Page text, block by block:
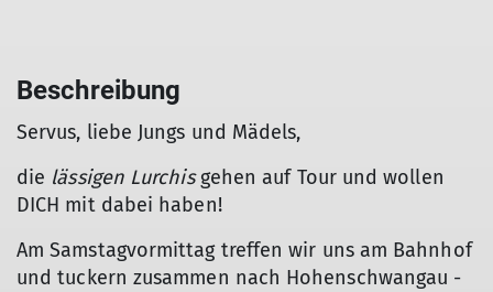
Beschreibung
Servus, liebe Jungs und Mädels,
die lässigen Lurchisgehen auf Tour und wollen
DICH mit dabei haben!
Am Samstagvormittag treffen wir uns am Bahnhof
und tuckern zusammen nach Hohenschwangau -